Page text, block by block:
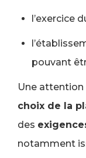
l’exercice
pouvant
Une
choix de la
des
notamment